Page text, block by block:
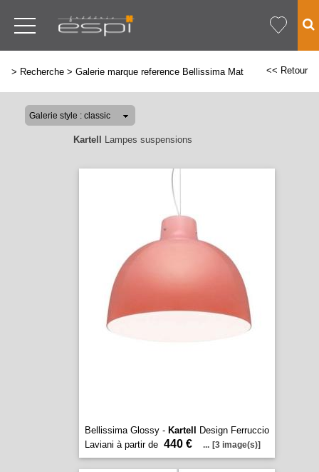
> Recherche > Galerie marque reference Bellissima Mat << Retour
Kartell Lampes suspensions
Bellissima Glossy - Kartell
Design Ferruccio
Laviani à partir de 440 € ... [3 image(s)]